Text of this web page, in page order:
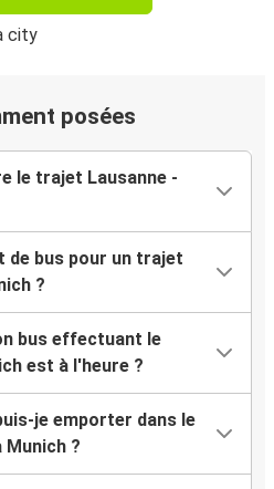
posées
le trajet Lausanne -
de bus pour un trajet
?
bus effectuant le
est à l'heure ?
je emporter dans le
Munich ?